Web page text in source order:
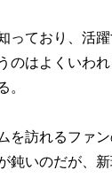
ており、活
のはよくいわ
。
訪れるファ
鈍いのだが、